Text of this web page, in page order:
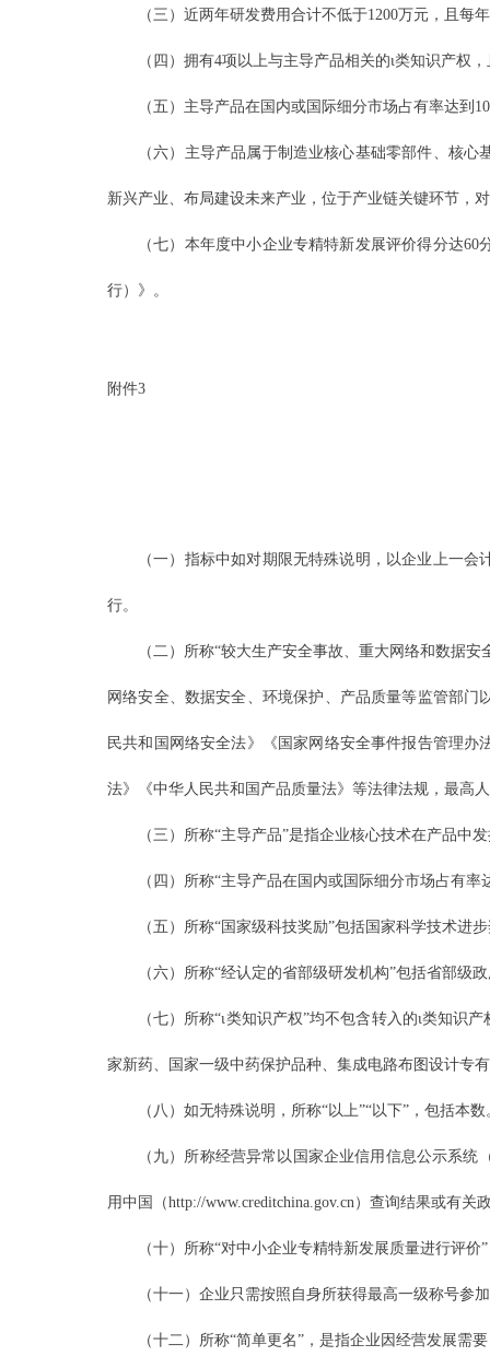
（三）近两年研发费用合计不低于1200万元，且每
（四）拥有4项以上与主导产品相关的ι类知识产
（五）主导产品在国内或国际细分市场占有率达到
（六）主导产品属于制造业核心基础零部件、核
新兴产业、布局建设未来产业，位于产业链关键环节，
（七）本年度中小企业专精特新发展评价得分达
行）》。
附件3
（一）指标中如对期限无特殊说明，以企业上一
行。
（二）所称“较大生产安全事故、重大网络和数据
网络安全、数据安全、环境保护、产品质量等监管部
民共和国网络安全法》《国家网络安全事件报告管理
法》《中华人民共和国产品质量法》等法律法规，最高
（三）所称“主导产品”是指企业核心技术在产品中
（四）所称“主导产品在国内或国际细分市场占有
（五）所称“国家级科技奖励”包括国家科学技术进
（六）所称“经认定的省部级研发机构”包括省部
（七）所称“ι类知识产权”均不包含转入的ι类知
家新药、国家一级中药保护品种、集成电路布图设计专
（八）如无特殊说明，所称“以上”“以下”，包括本数
（九）所称经营异常以国家企业信用信息公示系统
用中国（http://www.creditchina.gov.cn）查询结果或有
（十）所称“对中小企业专精特新发展质量进行评
（十一）企业只需按照自身所获得最高一级称号参
（十二）所称“简单更名”，是指企业因经营发展